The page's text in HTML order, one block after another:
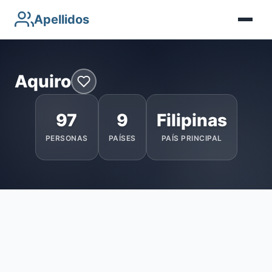
Apellidos
Aquiro
97
PERSONAS
9
PAÍSES
Filipinas
PAÍS PRINCIPAL